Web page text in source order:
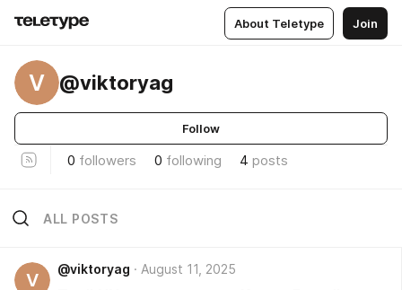
About Teletype Join
V @viktoryag
Follow
0 followers 0 following 4 posts
ALL POSTS
V
@viktoryag August 11, 2025